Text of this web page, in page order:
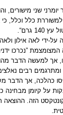
שני מישורים,
כלל וכלל,
עץ 140 גרם
“.
ידי לאה אילון
המצומצמת ”נכרכו
אך למעשה הדבר
רבים
כהלכה, אך הדבר
על קיומן מבחינה
הזה.